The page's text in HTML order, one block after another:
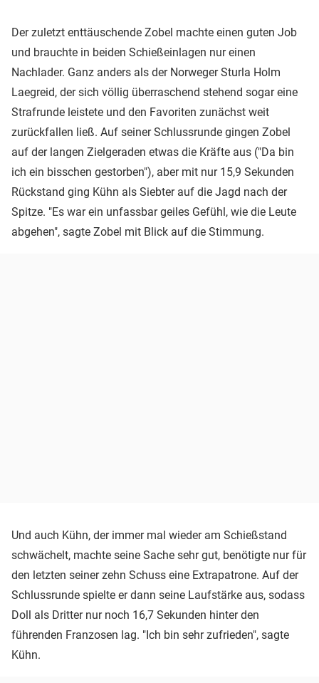
Der zuletzt enttäuschende Zobel machte einen guten Job
und brauchte in beiden Schießeinlagen nur einen
Nachlader. Ganz anders als der Norweger Sturla Holm
Laegreid, der sich völlig überraschend stehend sogar eine
Strafrunde leistete und den Favoriten zunächst weit
zurückfallen ließ. Auf seiner Schlussrunde gingen Zobel
auf der langen Zielgeraden etwas die Kräfte aus ("Da bin
ich ein bisschen gestorben"), aber mit nur 15,9 Sekunden
Rückstand ging Kühn als Siebter auf die Jagd nach der
Spitze. "Es war ein unfassbar geiles Gefühl, wie die Leute
abgehen", sagte Zobel mit Blick auf die Stimmung.
Und auch Kühn, der immer mal wieder am Schießstand
schwächelt, machte seine Sache sehr gut, benötigte nur für
den letzten seiner zehn Schuss eine Extrapatrone. Auf der
Schlussrunde spielte er dann seine Laufstärke aus, sodass
Doll als Dritter nur noch 16,7 Sekunden hinter den
führenden Franzosen lag. "Ich bin sehr zufrieden", sagte
Kühn.